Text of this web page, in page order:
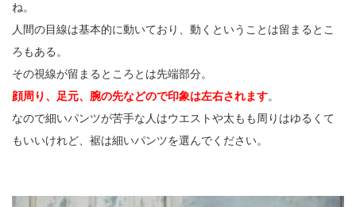
ね。
人間の目線は基本的に動いており、動くということは留まるとこ
ろもある。
その視線が留まるところとは先端部分。
顔周り、足元、腕の先などので印象は左右されます。
なので細いパンツが苦手な人はウエストや太もも周りはゆるくて
もいいけれど、裾は細いパンツを選んでください。